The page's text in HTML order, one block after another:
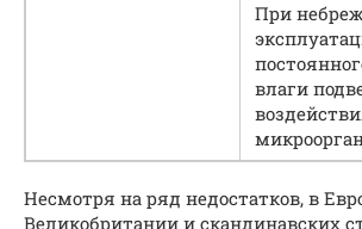
При
влаги
Несмотря на ряд недостатков, в
Великобритании и скандинавских